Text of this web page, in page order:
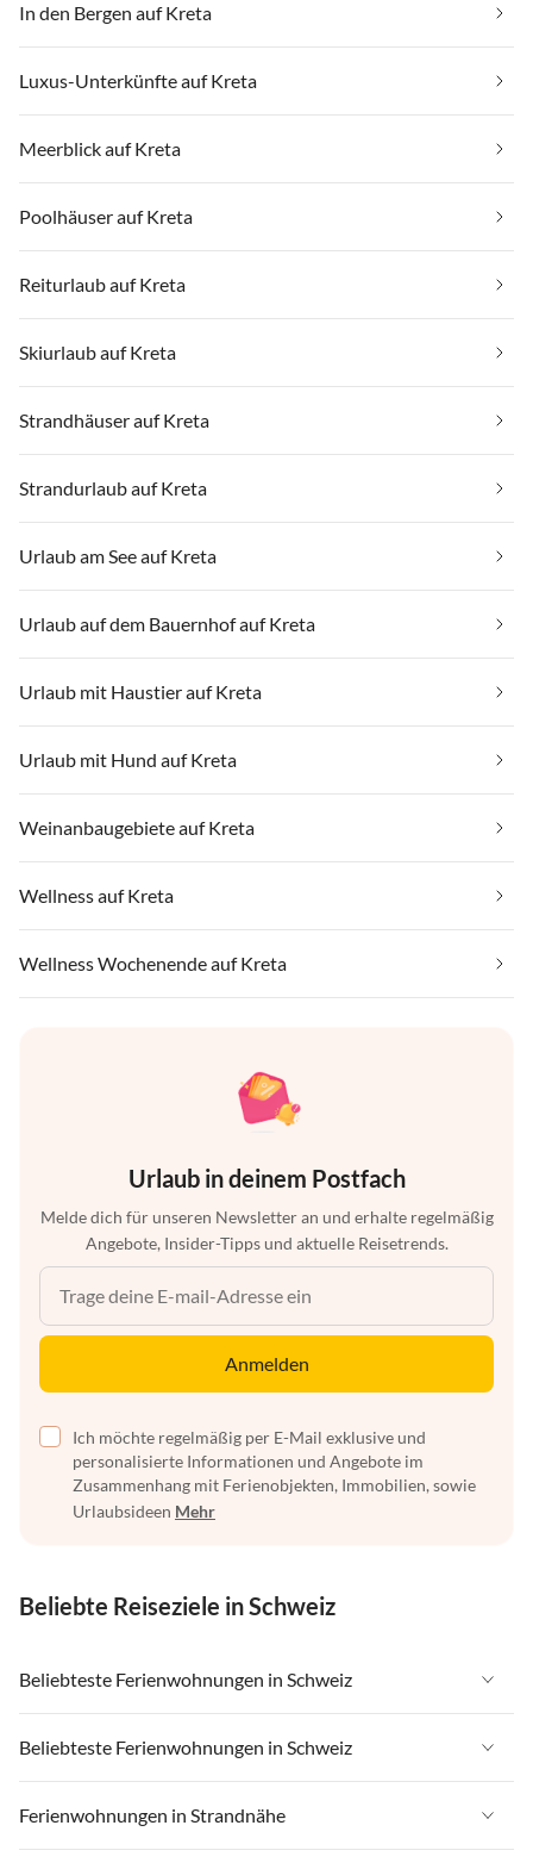
In den Bergen auf Kreta
Luxus-Unterkünfte auf Kreta
Meerblick auf Kreta
Poolhäuser auf Kreta
Reiturlaub auf Kreta
Skiurlaub auf Kreta
Strandhäuser auf Kreta
Strandurlaub auf Kreta
Urlaub am See auf Kreta
Urlaub auf dem Bauernhof auf Kreta
Urlaub mit Haustier auf Kreta
Urlaub mit Hund auf Kreta
Weinanbaugebiete auf Kreta
Wellness auf Kreta
Wellness Wochenende auf Kreta
Urlaub in deinem Postfach
Melde dich für unseren Newsletter an und erhalte regelmäßig
Angebote, Insider-Tipps und aktuelle Reisetrends.
Anmelden
Ich möchte regelmäßig per E-Mail exklusive und
personalisierte Informationen und Angebote im
Zusammenhang mit Ferienobjekten, Immobilien, sowie
Urlaubsideen Mehr
Beliebte Reiseziele in Schweiz
Beliebteste Ferienwohnungen in Schweiz
Ferienwohnungen in Schweiz
Ferienwohnungen in Wallis
Ferienwohnungen in Saas-Fee / Saastal
Beliebteste Ferienwohnungen in Schweiz
Ferienwohnungen in Schweiz
Ferienwohnungen in Wallis
Ferienwohnungen in Strandnähe